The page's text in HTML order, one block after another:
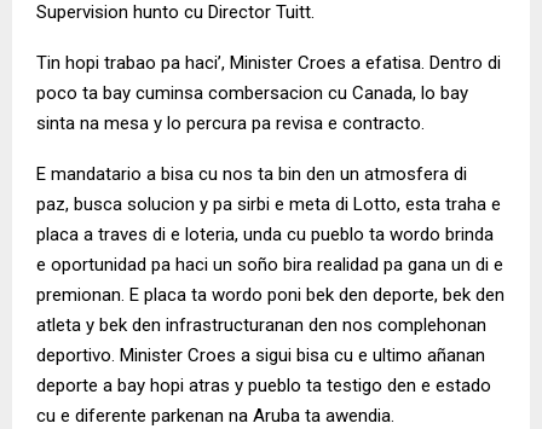
Supervision hunto cu Director Tuitt.
Tin hopi trabao pa haci’, Minister Croes a efatisa. Dentro di
poco ta bay cuminsa combersacion cu Canada, lo bay
sinta na mesa y lo percura pa revisa e contracto.
E mandatario a bisa cu nos ta bin den un atmosfera di
paz, busca solucion y pa sirbi e meta di Lotto, esta traha e
placa a traves di e loteria, unda cu pueblo ta wordo brinda
e oportunidad pa haci un soño bira realidad pa gana un di e
premionan. E placa ta wordo poni bek den deporte, bek den
atleta y bek den infrastructuranan den nos complehonan
deportivo. Minister Croes a sigui bisa cu e ultimo añanan
deporte a bay hopi atras y pueblo ta testigo den e estado
cu e diferente parkenan na Aruba ta awendia.